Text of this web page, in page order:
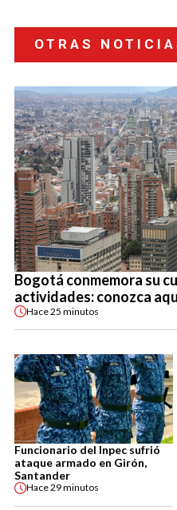
OTRAS
Bogotá conmemora su
actividades: conozca
Hace25 minutos
Funcionario del Inpec sufrió
ataque armado en Girón,
Santander
Hace29 minutos